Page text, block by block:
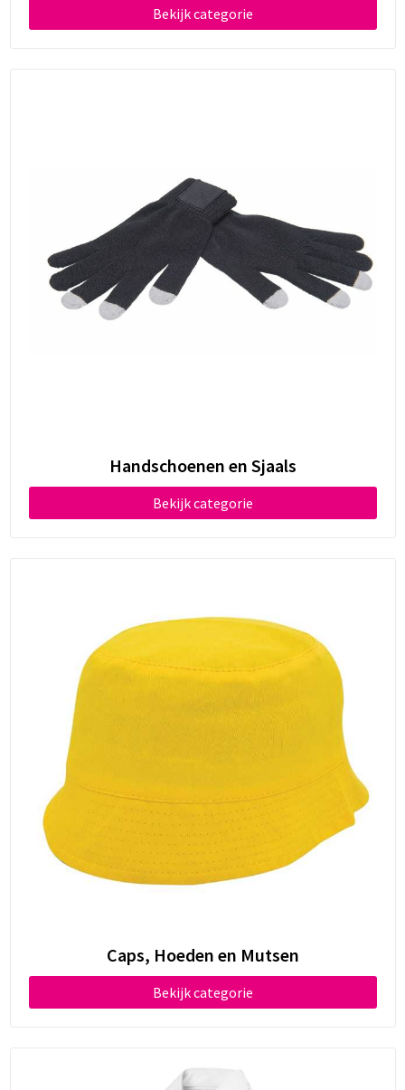
Bekijk categorie
Handschoenen en Sjaals
Bekijk categorie
Caps, Hoeden en Mutsen
Bekijk categorie